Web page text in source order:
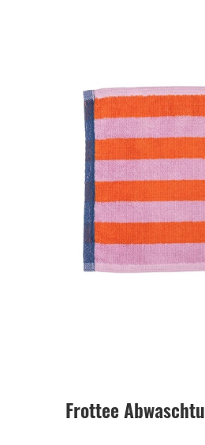
Frottee